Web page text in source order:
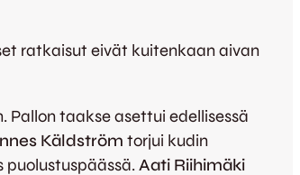
ratkaisut eivät kuitenkaan aivan
Pallon taakse asettui edellisessä
Käldström torjui kudin
Aati Riihimäki